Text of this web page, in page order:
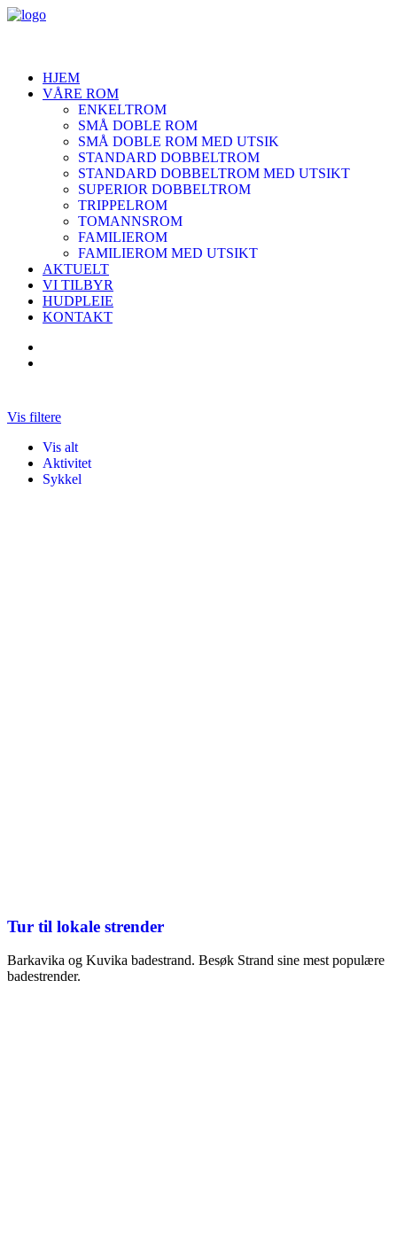
HJEM
VÅRE ROM
ENKELTROM
SMÅ DOBLE ROM
SMÅ DOBLE ROM MED UTSIK
STANDARD DOBBELTROM
STANDARD DOBBELTROM MED UTSIKT
SUPERIOR DOBBELTROM
TRIPPELROM
TOMANNSROM
FAMILIEROM
FAMILIEROM MED UTSIKT
AKTUELT
VI TILBYR
HUDPLEIE
KONTAKT
Vis filtere
Vis alt
Aktivitet
Sykkel
Tur til lokale strender
Barkavika og Kuvika badestrand. Besøk Strand sine mest populære
badestrender.